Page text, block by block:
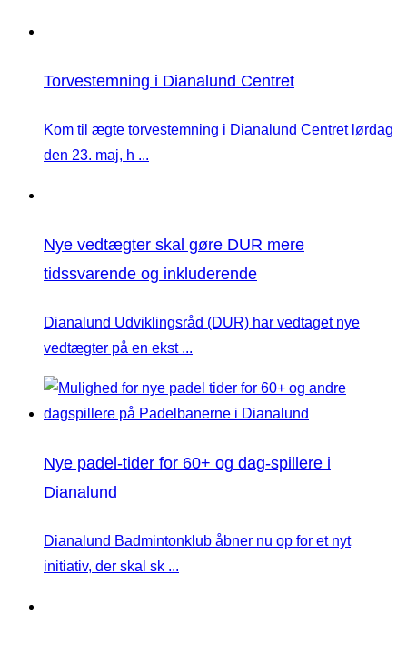
Torvestemning i Dianalund Centret
Kom til ægte torvestemning i Dianalund Centret lørdag
den 23. maj, h ...
Nye vedtægter skal gøre DUR mere
tidssvarende og inkluderende
Dianalund Udviklingsråd (DUR) har vedtaget nye
vedtægter på en ekst ...
Nye padel-tider for 60+ og dag-spillere i
Dianalund
Dianalund Badmintonklub åbner nu op for et nyt
initiativ, der skal sk ...